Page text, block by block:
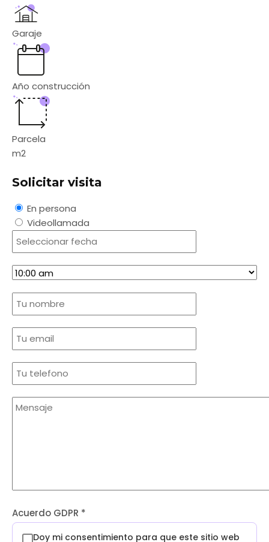
Garaje
Año construcción
Parcela
m2
Solicitar visita
En persona
Videollamada
Acuerdo GDPR *
Doy mi consentimiento para que este sitio web